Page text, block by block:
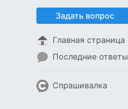
Задать вопрос
Главная страница
Последние ответы
Спрашивалка